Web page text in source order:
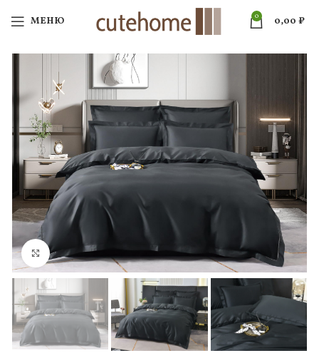
МЕНЮ 0 0,00 ₽
Нажмите, чтобы увеличить